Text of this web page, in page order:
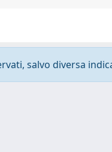
salvo diversa